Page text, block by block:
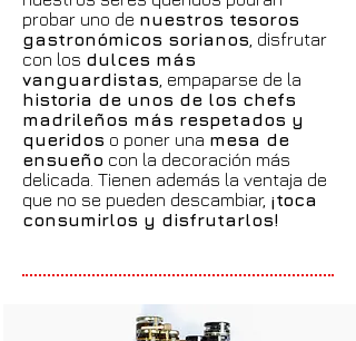
probar uno de nuestros tesoros
gastronómicos sorianos , disfrutar
con los dulces más
vanguardistas , empaparse de la
historia de unos de los chefs
madrileños más respetados y
queridos o poner una mesa de
ensueño con la decoración más
delicada. Tienen además la ventaja de
que no se pueden descambiar, ¡toca
consumirlos y disfrutarlos!